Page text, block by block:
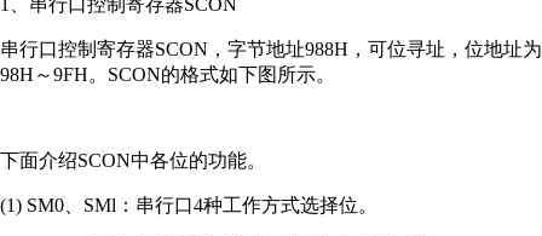
串行口控制寄存器SCON，字节地址988H，可位寻址，位地址为
98H～9FH。SCON的格式如下图所示。
下面介绍SCON中各位的功能。
(1) SM0、SMl：串行口4种工作方式选择位。